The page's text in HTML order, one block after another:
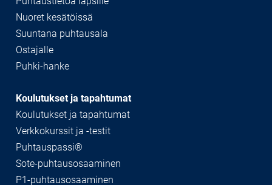
Nuoret kesätöissä
Suuntana puhtausala
Ostajalle
Puhki-hanke
Koulutukset ja tapahtumat
Koulutukset ja tapahtumat
Verkkokurssit ja -testit
Puhtauspassi®
Sote-puhtausosaaminen
P1-puhtausosaaminen